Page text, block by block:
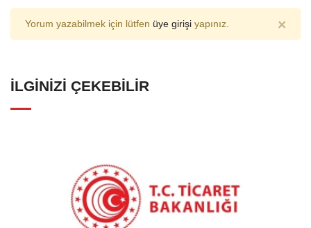
Yorum yazabilmek için lütfen üye girişi yapınız. ×
İLGINIZI ÇEKEBILIR